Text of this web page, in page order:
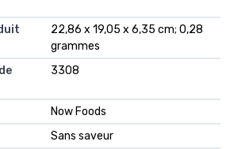
22,86 x 19,05 x 6,35 cm; 0,28
grammes
3308
Now Foods
Sans saveur